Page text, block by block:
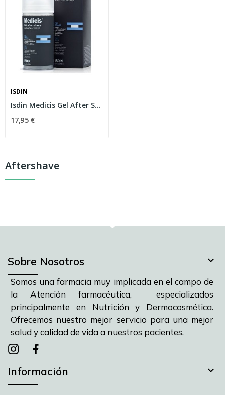
Aftershave
ISDIN
Isdin Medicis Gel After Shave Piel Grasa 100 ml
17,95 €
Sobre Nosotros 
Somos una farmacia muy implicada en el campo de
la Atención farmacéutica, especializados
principalmente en Nutrición y Dermocosmética.
Ofrecemos nuestro mejor servicio para una mejor
salud y calidad de vida a nuestros pacientes.
Información 